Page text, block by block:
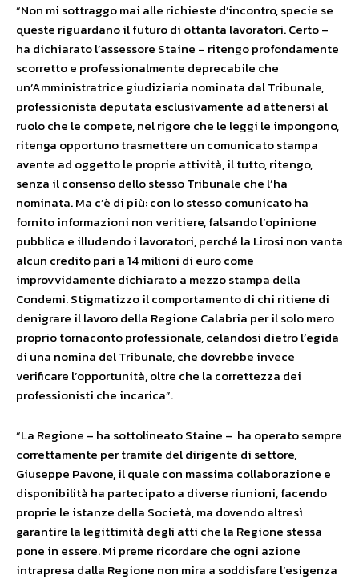
“Non mi sottraggo mai alle richieste d’incontro, specie se
queste riguardano il futuro di ottanta lavoratori. Certo –
ha dichiarato l’assessore Staine – ritengo profondamente
scorretto e professionalmente deprecabile che
un’Amministratrice giudiziaria nominata dal Tribunale,
professionista deputata esclusivamente ad attenersi al
ruolo che le compete, nel rigore che le leggi le impongono,
ritenga opportuno trasmettere un comunicato stampa
avente ad oggetto le proprie attività, il tutto, ritengo,
senza il consenso dello stesso Tribunale che l’ha
nominata. Ma c’è di più: con lo stesso comunicato ha
fornito informazioni non veritiere, falsando l’opinione
pubblica e illudendo i lavoratori, perché la Lirosi non vanta
alcun credito pari a 14 milioni di euro come
improvvidamente dichiarato a mezzo stampa della
Condemi. Stigmatizzo il comportamento di chi ritiene di
denigrare il lavoro della Regione Calabria per il solo mero
proprio tornaconto professionale, celandosi dietro l’egida
di una nomina del Tribunale, che dovrebbe invece
verificare l’opportunità, oltre che la correttezza dei
professionisti che incarica”.
“La Regione – ha sottolineato Staine – ha operato sempre
correttamente per tramite del dirigente di settore,
Giuseppe Pavone, il quale con massima collaborazione e
disponibilità ha partecipato a diverse riunioni, facendo
proprie le istanze della Società, ma dovendo altresì
garantire la legittimità degli atti che la Regione stessa
pone in essere. Mi preme ricordare che ogni azione
intrapresa dalla Regione non mira a soddisfare l’esigenza